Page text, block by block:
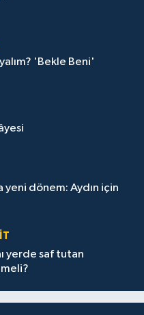
'Bekle Beni'
yeni dönem: Aydın için
yerde saf tutan